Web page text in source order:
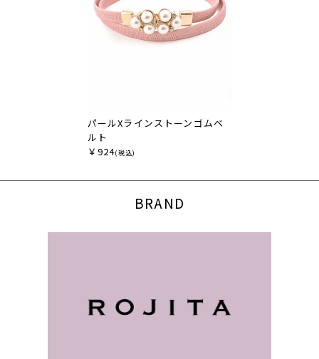
パールXラインストーンゴムベ
ルト
￥924(税込)
BRAND